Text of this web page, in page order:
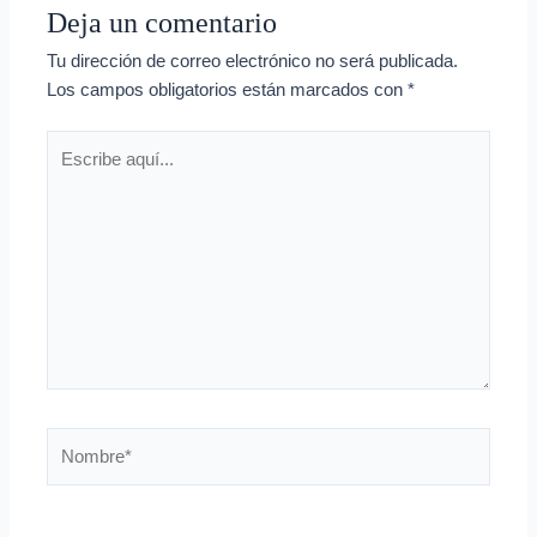
Deja un comentario
Tu dirección de correo electrónico no será publicada.
Los campos obligatorios están marcados con*